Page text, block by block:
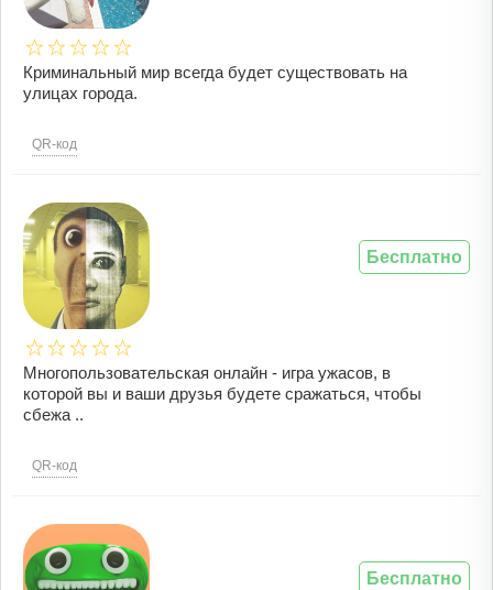
Криминальный мир всегда будет существовать на
улицах города.
QR-код
Многопользовательская онлайн - игра ужасов, в
которой вы и ваши друзья будете сражаться, чтобы
сбежа ..
QR-код
Бесплатно
Бесплатно